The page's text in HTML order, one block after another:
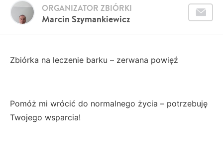
Marcin Szymankiewicz
ORGANIZATOR ZBIÓRKI
Zbiórka na leczenie barku – zerwana powięź
Pomóż mi wrócić do normalnego życia – potrzebuję
Twojego wsparcia!